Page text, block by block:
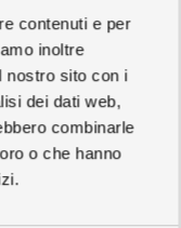
contenuti e per
inoltre
nostro sito con i
dei dati web,
combinarle
o che hanno